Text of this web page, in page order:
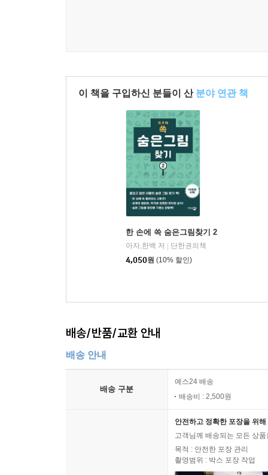
이 책을 구입하신 분들이 산 분야 연관 책
한 손에 쏙 숨은그림찾기 2
아자,한백 저
단한권의책
4,050원 (10% 할인)
배송/반품/교환 안내
배송 안내
배송 구분
예스24 배송
배송비 : 2,500원
안전하고 정확한 포장을 위
고객님께 배송되는 모든 상
목적 : 안전한 포장 관리
촬영범위 : 박스 포장 작업